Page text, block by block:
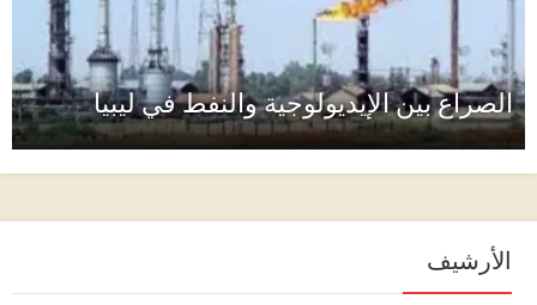
الصراع بين الإيديولوجية والنفط في ليبيا
الأرشيف